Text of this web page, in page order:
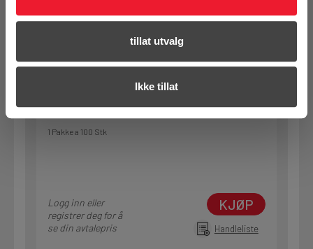
tillat utvalg
Ikke tillat
Gjengebolt på fotplate X-M6-TH
Klikk & Hent i Motek Førde
1 Pakke a 100 Stk
Logg inn eller
registrer deg for å
se din avtalepris
KJØP
Handleliste